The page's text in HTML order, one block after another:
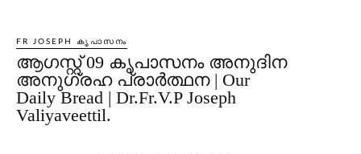
FR JOSEPH കൃപാസനം
ആഗസ്റ്റ് 09 കൃപാസനം അനുദിന
അനുഗ്രഹ പ്രാർത്ഥന | Our
Daily Bread | Dr.Fr.V.P Joseph
Valiyaveettil.